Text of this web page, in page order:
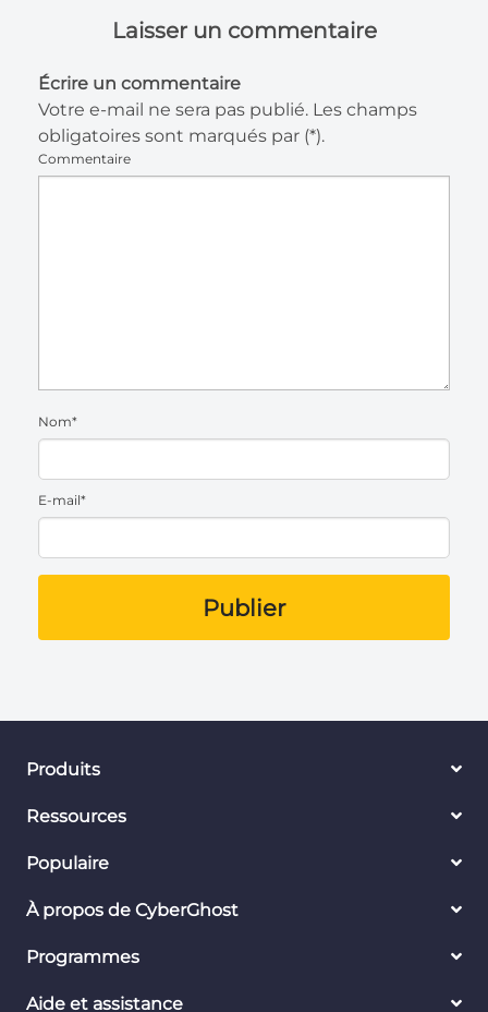
Laisser un commentaire
Écrire un commentaire
Votre e-mail ne sera pas publié. Les champs
obligatoires sont marqués par (*).
Commentaire
Nom*
E-mail*
Publier
Produits
Ressources
Populaire
À propos de CyberGhost
Programmes
Aide et assistance